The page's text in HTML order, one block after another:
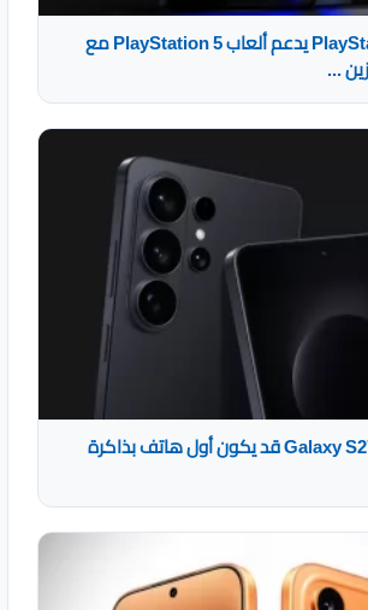
تسريبات: PlayStation 6 يدعم ألعاب PlayStation 5 مع
...
تسريبات: Galaxy S27 Ultra قد يكون أول هاتف بذاكرة